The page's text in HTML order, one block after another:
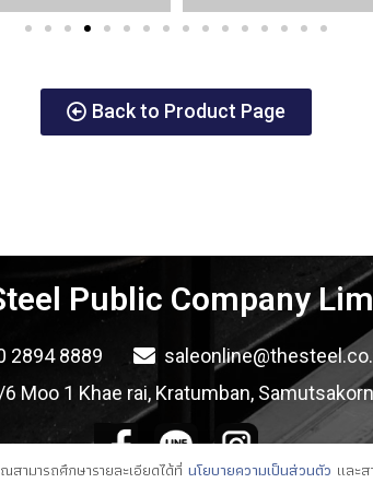
Back to Product Page
Public Company
2894 8889
Moo 1 Khae rai, Kratumban,
ามารถศึกษารายละเอียดได้ที่ นโยบายความเป็นส่วนตัว และ